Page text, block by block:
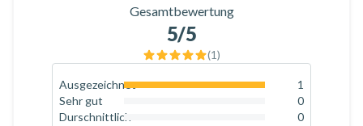
bereit für Ihr Wanderabenteuer!
Für diesen Ausflug sind keine Vorkenntnisse im
Schneeschuhwandern erforderlich. Dem Führer folgend,
Unterwegs können Sie verschiedene Wildtiere und
Vogelarten beobachten. Sie wandern auf einem Pfad, vorbei
Gesamtbewertung
5/5
(1)
Ausgezeichnet
1
Sehr gut
0
0
Durschnittlich
0